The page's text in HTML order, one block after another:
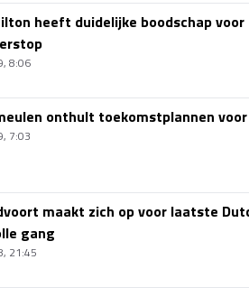
heeft duidelijke boodschap
8:06
onthult toekomstplannen
7:03
maakt zich op voor laatste
gang
21:45